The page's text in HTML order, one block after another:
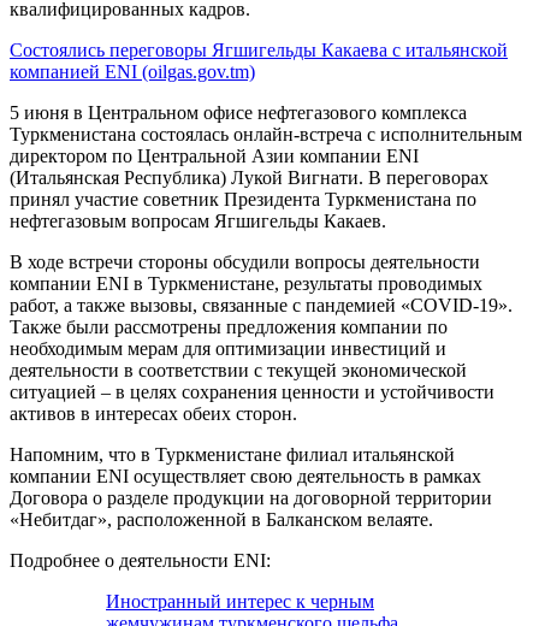
квалифицированных кадров.
Состоялись переговоры Ягшигельды Какаева с итальянской
компанией ENI (oilgas.gov.tm)
5 июня в Центральном офисе нефтегазового комплекса
Туркменистана состоялась онлайн-встреча с исполнительным
директором по Центральной Азии компании ENI
(Итальянская Республика) Лукой Вигнати. В переговорах
принял участие советник Президента Туркменистана по
нефтегазовым вопросам Ягшигельды Какаев.
В ходе встречи стороны обсудили вопросы деятельности
компании ENI в Туркменистане, результаты проводимых
работ, а также вызовы, связанные с пандемией «COVID-19».
Также были рассмотрены предложения компании по
необходимым мерам для оптимизации инвестиций и
деятельности в соответствии с текущей экономической
ситуацией – в целях сохранения ценности и устойчивости
активов в интересах обеих сторон.
Напомним, что в Туркменистане филиал итальянской
компании ENI осуществляет свою деятельность в рамках
Договора о разделе продукции на договорной территории
«Небитдаг», расположенной в Балканском велаяте.
Подробнее о деятельности ENI:
Иностранный интерес к черным